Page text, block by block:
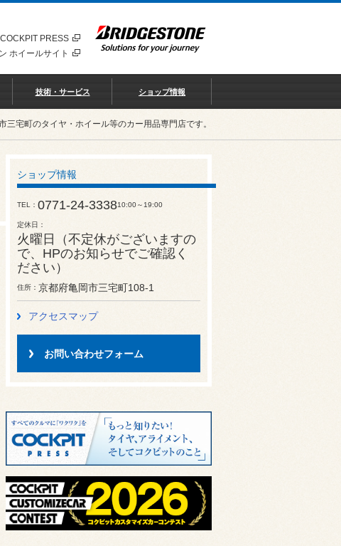
COCKPIT PRESS
ホイールサイト
技術・サービス ショップ情報
宅町のタイヤ・ホイール等のカー用品専門店です。
ショップ情報
TEL 0771-24-333810:00～19:00
定休日
火曜日（不定休がございますの
で、HPのお知らせでご確認く
ださい）
住所 京都府亀岡市三宅町108-1
アクセスマップ
お問い合わせフォーム